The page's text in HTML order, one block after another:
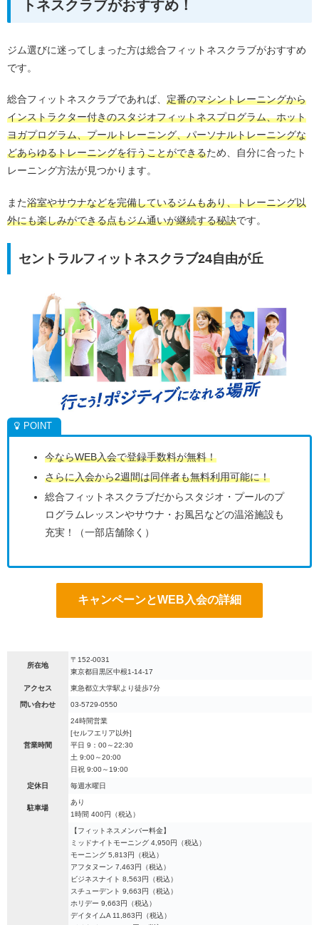
トネスクラブがおすすめ！
ジム選びに迷ってしまった方は総合フィットネスクラブがおすすめ
です。
総合フィットネスクラブであれば、 定番のマシントレーニングから
インストラクター付きのスタジオフィットネスプログラム、ホット
ヨガプログラム、プールトレーニング、パーソナルトレーニングな
どあらゆるトレーニングを行うことができるため、自分に合ったト
レーニング方法が見つかります。
また浴室やサウナなどを完備しているジムもあり、トレーニング以
外にも楽しみができる点もジム通いが継続する秘訣です。
セントラルフィットネスクラブ24自由が丘
今ならWEB入会で登録手数料が無料！
さらに入会から2週間は同伴者も無料利用可能に！
総合フィットネスクラブだからスタジオ・プールのプ
ログラムレッスンやサウナ・お風呂などの温浴施設も
充実！（一部店舗除く）
キャンペーンとWEB入会の詳細
所在地
〒152-0031
東京都目黒区中根1-14-17
アクセス 東急都立大学駅より徒歩7分
問い合わせ 03-5729-0550
営業時間
24時間営業
[セルフエリア以外]
平日 9：00～22:30
土 9:00～20:00
日祝 9:00～19:00
定休日 毎週水曜日
駐車場
あり
1時間 400円（税込）
【フィットネスメンバー料金】
ミッドナイトモーニング 4,950円（税込）
モーニング 5,813円（税込）
アフタヌーン 7,463円（税込）
ビジネスナイト 8,563円（税込）
スチューデント 9,663円（税込）
ホリデー 9,663円（税込）
デイタイムA 11,863円（税込）